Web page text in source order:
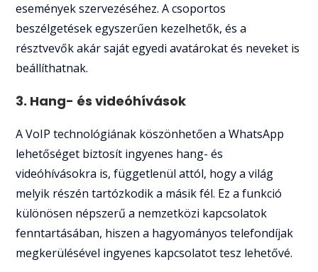
események szervezéséhez. A csoportos
beszélgetések egyszerűen kezelhetők, és a
résztvevők akár saját egyedi avatárokat és neveket is
beállíthatnak.
3. Hang- és videóhívások
A VoIP technológiának köszönhetően a WhatsApp
lehetőséget biztosít ingyenes hang- és
videóhívásokra is, függetlenül attól, hogy a világ
melyik részén tartózkodik a másik fél. Ez a funkció
különösen népszerű a nemzetközi kapcsolatok
fenntartásában, hiszen a hagyományos telefondíjak
megkerülésével ingyenes kapcsolatot tesz lehetővé.